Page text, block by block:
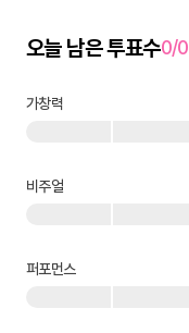
오늘 남은 투표수0/0
가창력
비주얼
퍼포먼스